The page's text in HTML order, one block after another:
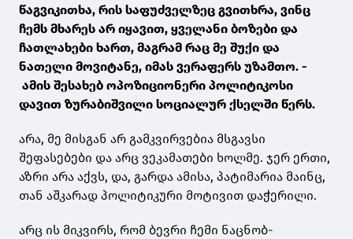
წაგვიკითხა, რის საფუძველზეც გვითხრა, ვინც
ჩემს მხარეს არ იყავით, ყველანი ბოზები და
ჩათლახები ხართ, მაგრამ რაც მე შუქი და
ნათელი მოვიტანე, იმას ვერაფერს უზამთო. -
ამის შესახებ ოპოზიციონერი პოლიტიკოსი
დავით ზურაბიშვილი სოციალურ ქსელში წერს.
არა, მე მისგან არ გამკვირვებია მსგავსი
შეფასებები და არც ვეკამათები ხოლმე. ჯერ ერთი,
აზრი არა აქვს, და, გარდა ამისა, პატიმარია მაინც,
თან აშკარად პოლიტიკური მოტივით დაჭერილი.
არც ის მიკვირს, რომ ბევრი ჩემი ნაცნობ-